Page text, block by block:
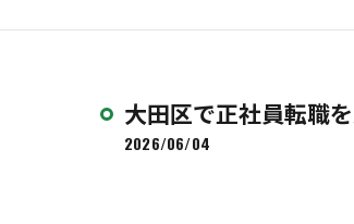
大田区で正社員転職
2026/06/04